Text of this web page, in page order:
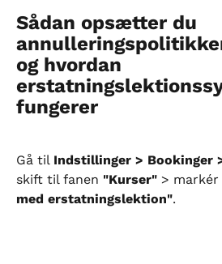
Sådan opsætter du
og hvordan
fungerer
Gå til Indstillinger > Bookinger
skift til fanen "Kurser" > markér
med erstatningslektion".